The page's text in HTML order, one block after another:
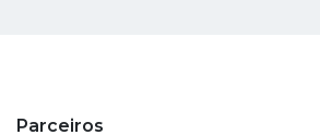
Parceiros